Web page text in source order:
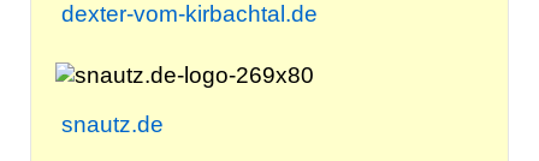
dexter-vom-kirbachtal.de
snautz.de